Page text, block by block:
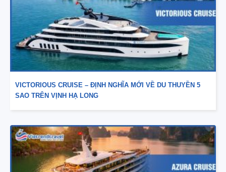
VICTORIOUS CRUISE – ĐỊNH NGHĨA MỚI VỀ DU THUYỀN 5
SAO TRÊN VỊNH HẠ LONG